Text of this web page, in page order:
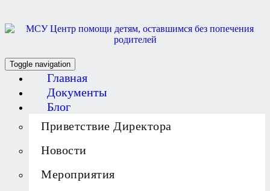
Toggle navigation
Главная
Документы
Блог
Приветствие Директора
Новости
Мероприятия